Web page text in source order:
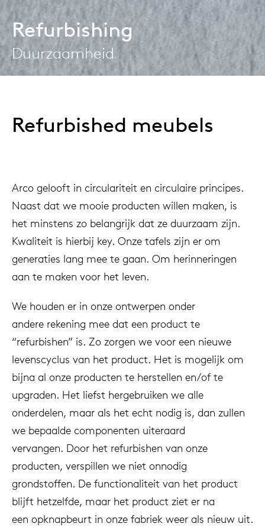
Refurbishing
Duurzaamheid
Refurbished meubels
Arco gelooft in circulariteit en circulaire principes.
Naast dat we mooie producten willen maken, is
het minstens zo belangrijk dat ze duurzaam zijn.
Kwaliteit is hierbij key. Onze tafels zijn er om
generaties lang mee te gaan. Om herinneringen
aan te maken voor het leven.
We houden er in onze ontwerpen onder
andere rekening mee dat een product te
“refurbishen” is. Zo zorgen we voor een nieuwe
levenscyclus van het product. Het is mogelijk om
bijna al onze producten te herstellen en/of te
upgraden. Het liefst hergebruiken we alle
onderdelen, maar als het echt nodig is, dan zullen
we bepaalde componenten uiteraard
vervangen. Door het refurbishen van onze
producten, verspillen we niet onnodig
grondstoffen. De functionaliteit van het product
blijft hetzelfde, maar het product ziet er na
een opknapbeurt in onze fabriek weer als nieuw uit.